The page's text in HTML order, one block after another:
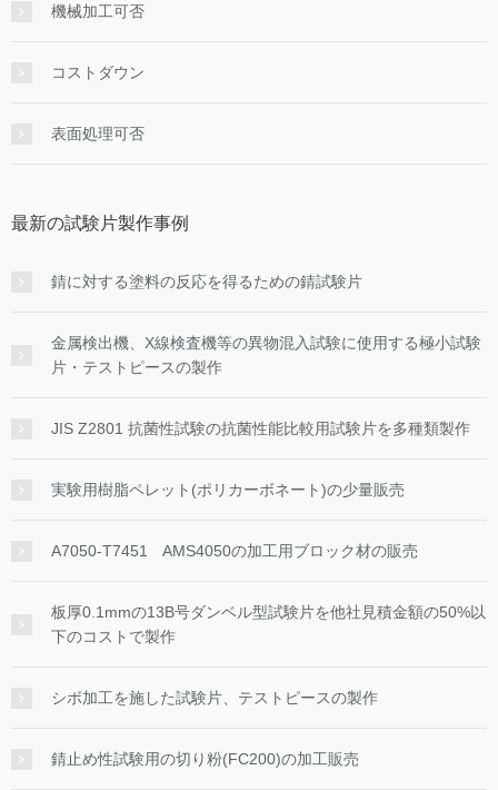
機械加工可否
コストダウン
表面処理可否
最新の試験片製作事例
錆に対する塗料の反応を得るための錆試験片
金属検出機、X線検査機等の異物混入試験に使用する極小試験
片・テストピースの製作
JIS Z2801 抗菌性試験の抗菌性能比較用試験片を多種類製作
実験用樹脂ペレット(ポリカーボネート)の少量販売
A7050-T7451 AMS4050の加工用ブロック材の販売
板厚0.1mmの13B号ダンベル型試験片を他社見積金額の50%以
下のコストで製作
シボ加工を施した試験片、テストピースの製作
錆止め性試験用の切り粉(FC200)の加工販売